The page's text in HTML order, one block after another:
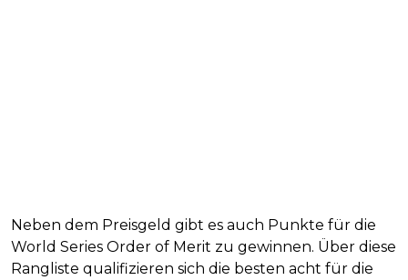
Neben dem Preisgeld gibt es auch Punkte für die
World Series Order of Merit zu gewinnen. Über diese
Rangliste qualifizieren sich die besten acht für die